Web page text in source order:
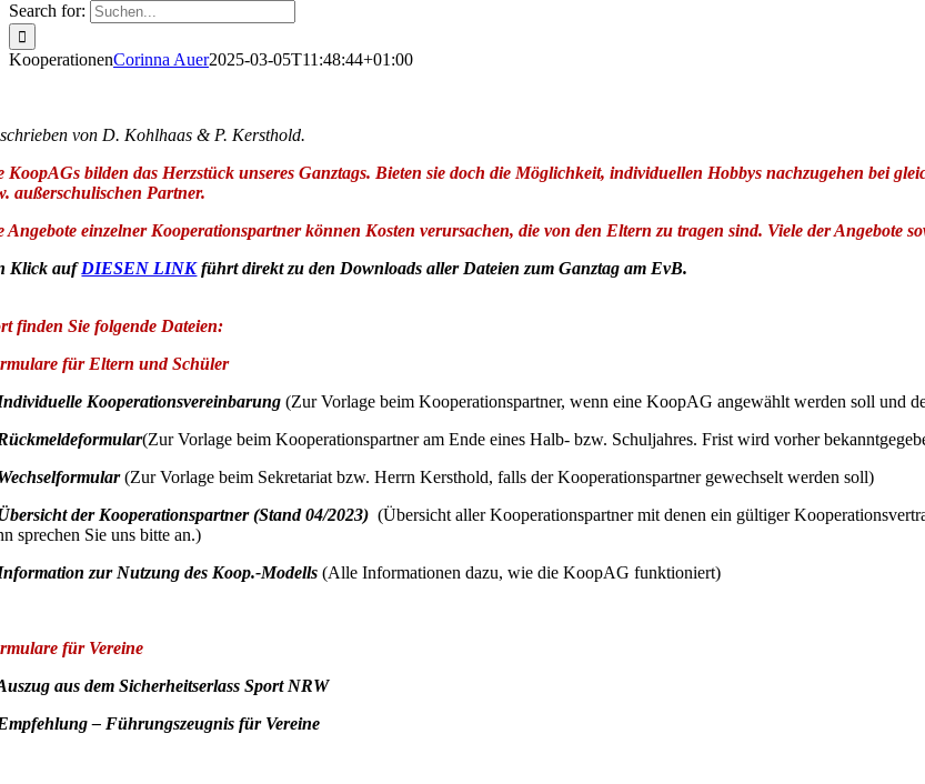
Search for:
KooperationenCorinna Auer2025-03-05T11:48:44+01:00
von D. Kohlhaas & P. Kersthold.
KoopAGs bilden das Herzstück unseres Ganztags. Bieten sie doch die Möglichkeit, individuellen Hobbys nachzugehen bei
außerschulischen Partner.
Angebote einzelner Kooperationspartner können Kosten verursachen, die von den Eltern zu tragen sind. Viele der Angebote
Klick aufDIESEN LINKführt direkt zu den Downloads aller Dateien zum Ganztag am EvB.
finden Sie folgende Dateien:
für Eltern und Schüler
Kooperationsvereinbarung(Zur Vorlage beim Kooperationspartner, wenn eine KoopAG angewählt werden soll und
(Zur Vorlage beim Kooperationspartner am Ende eines Halb- bzw. Schuljahres. Frist wird vorher
(Zur Vorlage beim Sekretariat bzw. Herrn Kersthold, falls der Kooperationspartner gewechselt werden soll)
der Kooperationspartner (Stand 04/2023)(Übersicht aller Kooperationspartner mit denen ein gültiger
sprechen Sie uns bitte an.)
zur Nutzung des Koop.-Modells(Alle Informationen dazu, wie die KoopAG funktioniert)
für Vereine
aus dem Sicherheitserlass Sport NRW
– Führungszeugnis für Vereine